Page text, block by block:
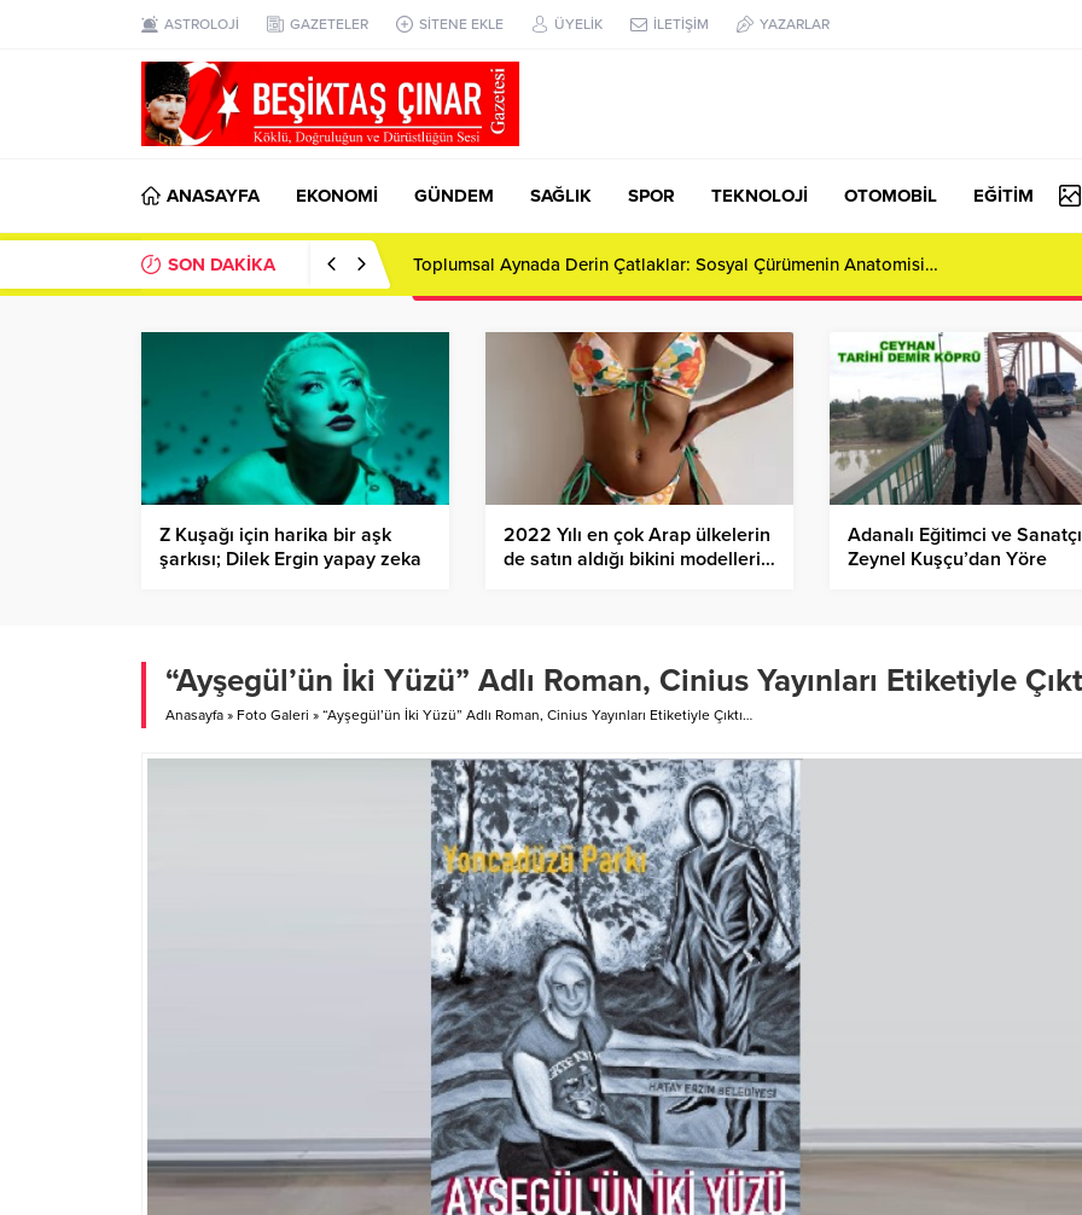
ASTROLOJİ GAZETELER SİTENE EKLE ÜYELİK İLETİŞİM YAZARLAR
ANASAYFA EKONOMİ GÜNDEM SAĞLIK SPOR TEKNOLOJİ OTOMOBİL EĞİTİM
SON DAKİKA
BEŞİKTAŞ ÇINAR GAZETESİ’NDEN DOĞU’NUN ZİRVESİNE ŞIK BİR DOKUNUŞ:
DAĞI’NIN ETEKLERİNDE!
Z Kuşağı için harika bir aşk
şarkısı; Dilek Ergin yapay zeka
2022 Yılı en çok Arap ülkelerin
de satın aldığı bikini modelleri…
Adanalı Eğitimci ve Sanatçı
Zeynel Kuşçu’dan Yöre
“Ayşegül’ün İki Yüzü” Adlı Roman, Cinius Yayınları Etiketiyle
Anasayfa » Foto Galeri » “Ayşegül’ün İki Yüzü” Adlı Roman, Cinius Yayınları Etiketiyle Çıktı…
Asuman Krause, Biyografi…